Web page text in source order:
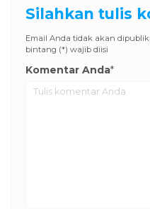
Silahkan tulis
Email Anda tidak akan
bintang (*) wajib diisi
Komentar Anda*